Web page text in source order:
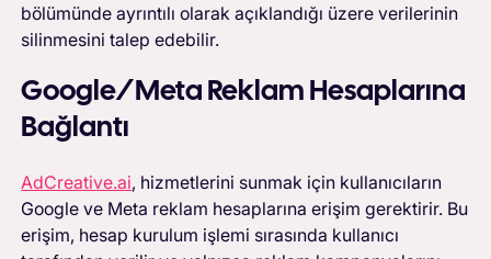
bölümünde ayrıntılı olarak açıklandığı üzere verilerinin
silinmesini talep edebilir.
Google/Meta Reklam Hesaplarına
Bağlantı
AdCreative.ai, hizmetlerini sunmak için kullanıcıların
Google ve Meta reklam hesaplarına erişim gerektirir. Bu
erişim, hesap kurulum işlemi sırasında kullanıcı